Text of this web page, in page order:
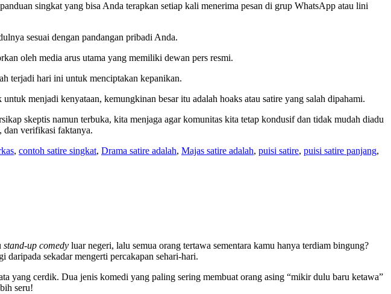
singkat yang bisa Anda terapkan setiap kali menerima pesan di grup WhatsApp atau lini
sesuai dengan pandangan pribadi Anda.
oleh media arus utama yang memiliki dewan pers resmi.
terjadi hari ini untuk menciptakan kepanikan.
menjadi kenyataan, kemungkinan besar itu adalah hoaks atau satire yang salah dipahami.
skeptis namun terbuka, kita menjaga agar komunitas kita tetap kondusif dan tidak mudah diadu
dan verifikasi faktanya.
, contoh satire singkat, Drama satire adalah, Majas satire adalah, puisi satire, puisi satire panjang,
stand-up comedy luar negeri, lalu semua orang tertawa sementara kamu hanya terdiam bingung?
sekadar mengerti percakapan sehari-hari.
yang cerdik. Dua jenis komedi yang paling sering membuat orang asing “mikir dulu baru ketawa”
seru!